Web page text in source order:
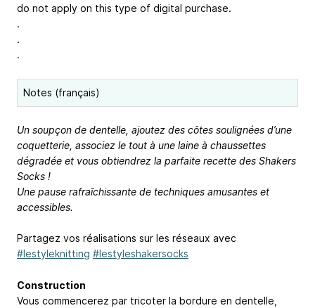
do not apply on this type of digital purchase.
.
.
.
Notes (français)
Un soupçon de dentelle, ajoutez des côtes soulignées d’une
coquetterie, associez le tout à une laine à chaussettes
dégradée et vous obtiendrez la parfaite recette des Shakers
Socks !
Une pause rafraîchissante de techniques amusantes et
accessibles.
Partagez vos réalisations sur les réseaux avec
#lestyleknitting #lestyleshakersocks
Construction
Vous commencerez par tricoter la bordure en dentelle,